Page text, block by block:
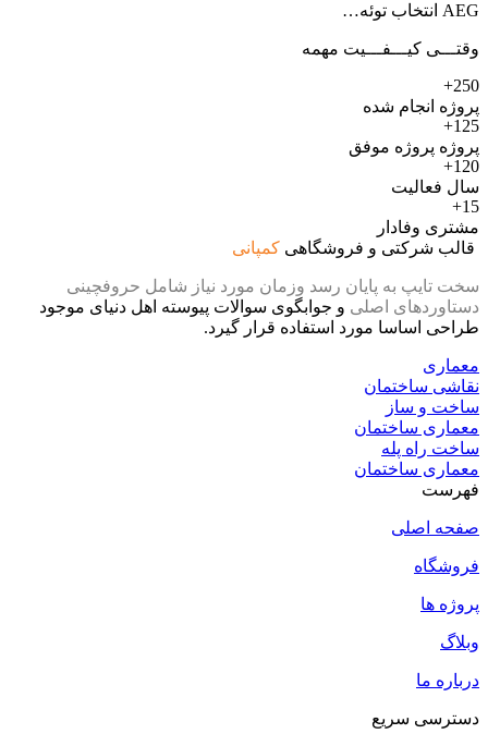
AEG انتخاب توئه…
وقتـــی کیـــفـــیت مهمه
250+
پروژه انجام شده
125+
پروژه پروژه موفق
120+
سال فعالیت
15+
مشتری وفادار
قالب شرکتی و فروشگاهی کمپانی
سخت تایپ به پایان رسد وزمان مورد نیاز شامل حروفچینی
دستاوردهای اصلی و جوابگوی سوالات پیوسته اهل دنیای موجود
طراحی اساسا مورد استفاده قرار گیرد.
معماری
نقاشی ساختمان
ساخت و ساز
معماری ساختمان
ساخت راه پله
معماری ساختمان
فهرست
صفحه اصلی
فروشگاه
پروژه ها
وبلاگ
درباره ما
دسترسی سریع